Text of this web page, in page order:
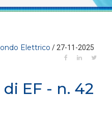
Elettrico / 27-11-2025
EF - n. 42